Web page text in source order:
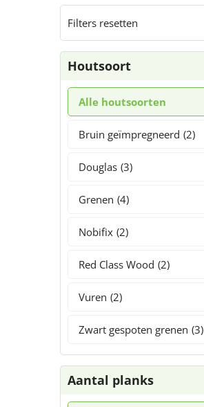
Filters resetten
Houtsoort
Alle houtsoorten
Bruin geïmpregneerd (2)
Douglas (3)
Grenen (4)
Nobifix (2)
Red Class Wood (2)
Vuren (2)
Zwart gespoten grenen (3)
Aantal planks